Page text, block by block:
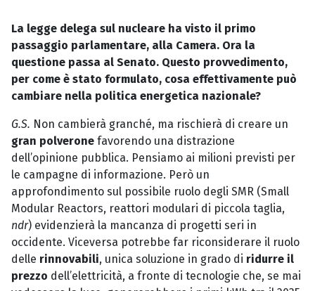
La legge delega sul nucleare ha visto il primo
passaggio parlamentare, alla Camera. Ora la
questione passa al Senato. Questo provvedimento,
per come è stato formulato, cosa effettivamente può
cambiare nella politica energetica nazionale?
G.S. Non cambierà granché, ma rischierà di creare un
gran polverone favorendo una distrazione
dell’opinione pubblica. Pensiamo ai milioni previsti per
le campagne di informazione. Però un
approfondimento sul possibile ruolo degli SMR (Small
Modular Reactors, reattori modulari di piccola taglia,
ndr) evidenzierà la mancanza di progetti seri in
occidente. Viceversa potrebbe far riconsiderare il ruolo
delle rinnovabili, unica soluzione in grado di ridurre il
prezzo dell’elettricità, a fronte di tecnologie che, se mai